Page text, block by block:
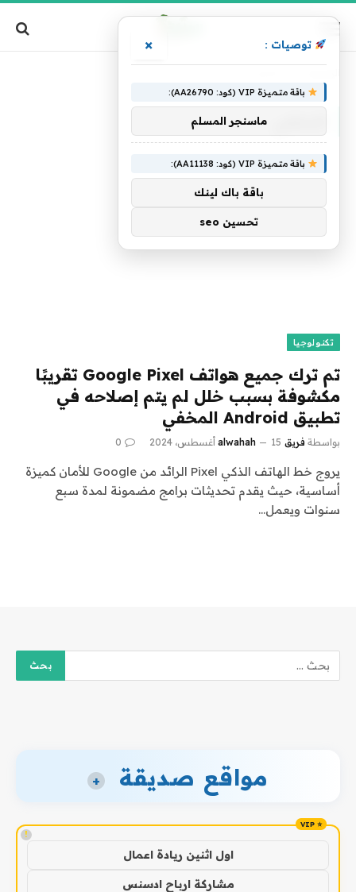
تكنولوجيا
تم ترك جميع هواتف Google Pixel تقريبًا
مكشوفة بسبب خلل لم يتم إصلاحه في
تطبيق Android المخفي
بواسطة فريق alwahah 15 أغسطس، 2024 0
يروج خط الهاتف الذكي Pixel الرائد من Google للأمان كميزة
أساسية، حيث يقدم تحديثات برامج مضمونة لمدة سبع
سنوات ويعمل…
مواقع صديقة +
!
اول اثنين ريادة اعمال
مشاركة ارباح ادسنس
توصيات : ×
باقة متميزة VIP (كود: AA26790):
ماسنجر المسلم
باقة متميزة VIP (كود: AA11138):
باقة باك لينك
تحسين seo